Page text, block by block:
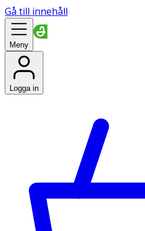
Gå till innehåll
Meny
Logga in